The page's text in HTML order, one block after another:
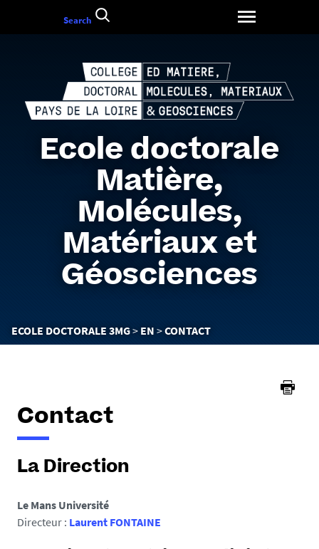
Ecole doctorale
Matière,
Molécules,
Matériaux et
Géosciences
You
are
ECOLE DOCTORALE 3MG EN CONTACT
Search
Contact
La Direction
Le Mans Université
Directeur : Laurent FONTAINE